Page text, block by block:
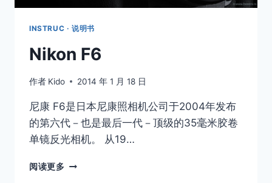
INSTRUC · 说明书
Nikon F6
作者 Kido 2014 年 1 月 18 日
尼康 F6是日本尼康照相机公司于2004年发布
的第六代－也是最后一代－顶级的35毫米胶卷
单镜反光相机。 从19…
阅读更多 NIKON